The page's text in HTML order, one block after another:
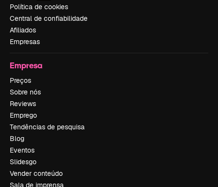
Política de cookies
Central de confiabilidade
Afiliados
Empresas
Empresa
Preços
Sobre nós
Reviews
Emprego
Tendências de pesquisa
Blog
Eventos
Slidesgo
Vender conteúdo
Sala de imprensa